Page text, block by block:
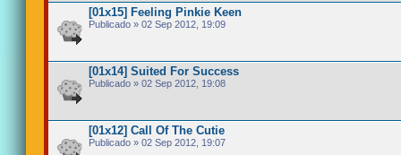
[01x15] Feeling Pinkie Keen
Publicado » 02 Sep 2012, 19:09
[01x14] Suited For Success
Publicado » 02 Sep 2012, 19:08
[01x12] Call Of The Cutie
Publicado » 02 Sep 2012, 19:07